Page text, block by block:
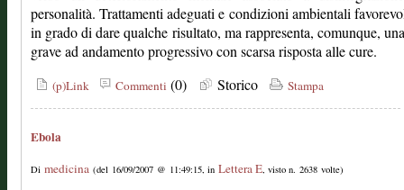
personalità. Trattamenti adeguati e condizioni ambientali
in grado di dare qualche risultato, ma rappresenta, comunque,
grave ad andamento progressivo con scarsa risposta alle cure.
(p)Link Commenti (0) Storico Stampa
Ebola
Di medicina (del 16/09/2007 @ 11:49:15, in Lettera E, visto n. 2638 volte)